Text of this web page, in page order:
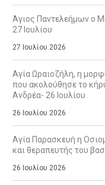
Άγιος Παντελεήμων ο
27 Ιουλίου
27 Ιουλίου 2026
Αγία Ωραιοζήλη, η
που ακολούθησε το
Ανδρέα- 26 Ιουλίου
26 Ιουλίου 2026
Αγία Παρασκευή η
και θεραπευτής του
26 Ιουλίου 2026